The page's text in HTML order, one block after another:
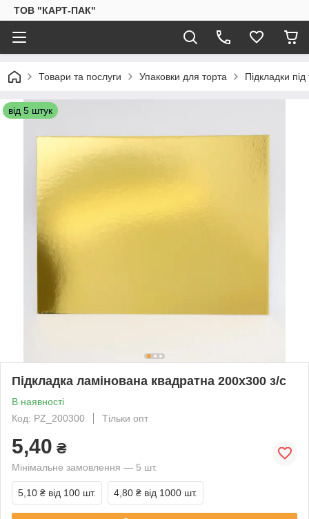
ТОВ "КАРТ-ПАК"
Товари та послуги Упаковки для торта Підкладки під
від 5 штук
Підкладка ламінована квадратна 200х300 з/с
В наявності
Код: PZ_200300
Тільки опт
5,40 ₴
Мінімальне замовлення — 5 шт.
5,10 ₴ від 100 шт. 4,80 ₴ від 1000 шт.